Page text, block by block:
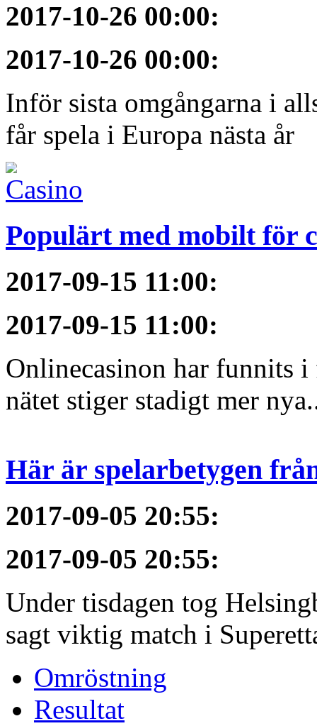
2017-10-26 00:00:
2017-10-26 00:00:
Inför sista omgångarna i
får spela i Europa nästa år
Populärt med mobilt för
2017-09-15 11:00:
2017-09-15 11:00:
Onlinecasinon har funnits i
nätet stiger stadigt mer
Här är spelarbetygen
2017-09-05 20:55:
2017-09-05 20:55:
Under tisdagen tog
sagt viktig match i
Omröstning
Resultat